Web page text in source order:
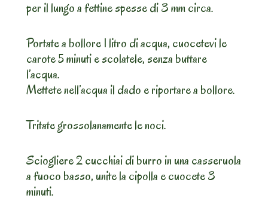
per il lungo a fettine spesse di 3 mm circa.
Portate a bollore 1 litro di acqua, cuocetevi le
carote 5 minuti e scolatele, senza buttare
l’acqua.
Mettete nell’acqua il dado e riportare a bollore.
Tritate grossolanamente le noci.
Sciogliere 2 cucchiai di burro in una casseruola
a fuoco basso, unite la cipolla e cuocete 3
minuti.